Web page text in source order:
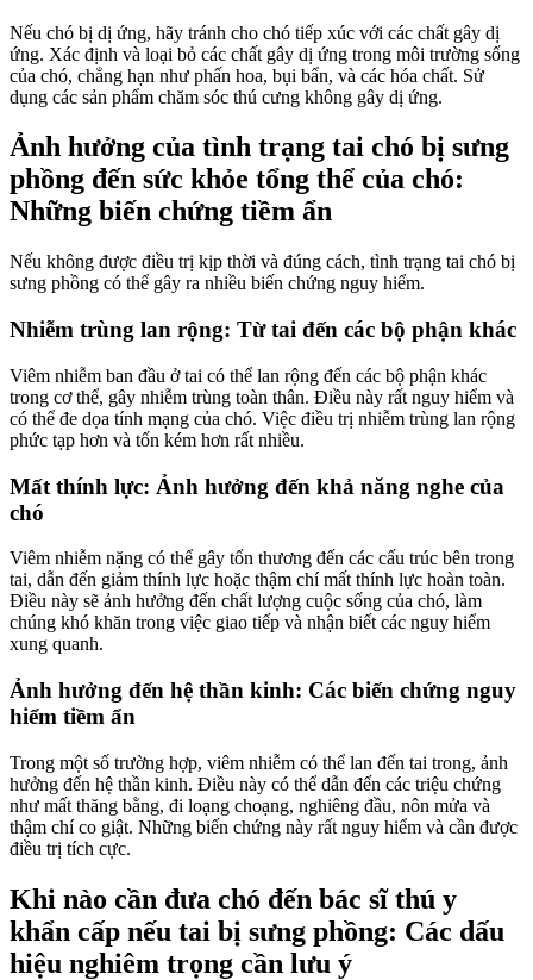
Nếu chó bị dị ứng, hãy tránh cho chó tiếp xúc với các chất gây dị
ứng. Xác định và loại bỏ các chất gây dị ứng trong môi trường sống
của chó, chẳng hạn như phấn hoa, bụi bẩn, và các hóa chất. Sử
dụng các sản phẩm chăm sóc thú cưng không gây dị ứng.
Ảnh hưởng của tình trạng tai chó bị sưng
phồng đến sức khỏe tổng thể của chó:
Những biến chứng tiềm ẩn
Nếu không được điều trị kịp thời và đúng cách, tình trạng tai chó bị
sưng phồng có thể gây ra nhiều biến chứng nguy hiểm.
Nhiễm trùng lan rộng: Từ tai đến các bộ phận khác
Viêm nhiễm ban đầu ở tai có thể lan rộng đến các bộ phận khác
trong cơ thể, gây nhiễm trùng toàn thân. Điều này rất nguy hiểm và
có thể đe dọa tính mạng của chó. Việc điều trị nhiễm trùng lan rộng
phức tạp hơn và tốn kém hơn rất nhiều.
Mất thính lực: Ảnh hưởng đến khả năng nghe của
chó
Viêm nhiễm nặng có thể gây tổn thương đến các cấu trúc bên trong
tai, dẫn đến giảm thính lực hoặc thậm chí mất thính lực hoàn toàn.
Điều này sẽ ảnh hưởng đến chất lượng cuộc sống của chó, làm
chúng khó khăn trong việc giao tiếp và nhận biết các nguy hiểm
xung quanh.
Ảnh hưởng đến hệ thần kinh: Các biến chứng nguy
hiểm tiềm ẩn
Trong một số trường hợp, viêm nhiễm có thể lan đến tai trong, ảnh
hưởng đến hệ thần kinh. Điều này có thể dẫn đến các triệu chứng
như mất thăng bằng, đi loạng choạng, nghiêng đầu, nôn mửa và
thậm chí co giật. Những biến chứng này rất nguy hiểm và cần được
điều trị tích cực.
Khi nào cần đưa chó đến bác sĩ thú y
khẩn cấp nếu tai bị sưng phồng: Các dấu
hiệu nghiêm trọng cần lưu ý